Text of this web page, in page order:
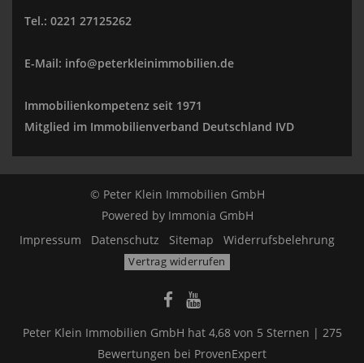
Tel.: 0221 27125262
E-Mail: info@peterkleinimmobilien.de
Immobilienkompetenz seit 1971
Mitglied im Immobilienverband Deutschland IVD
© Peter Klein Immobilien GmbH
Powered by Immonia GmbH
Impressum
Datenschutz Sitemap Widerrufsbelehrung
Vertrag widerrufen
Peter Klein Immobilien GmbH hat 4,68von 5 Sternen | 275
Bewertungen bei ProvenExpert